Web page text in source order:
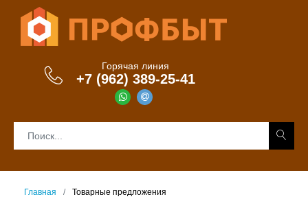
Горячая линия
+7 (962) 389-25-41
Главная Товарные предложения